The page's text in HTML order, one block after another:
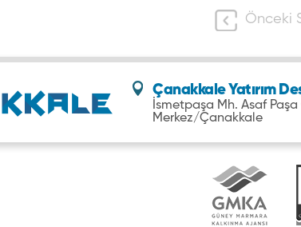
Önceki
Çanakkale Yatırım
İsmetpaşa Mh. Asaf
Merkez/Çanakkale